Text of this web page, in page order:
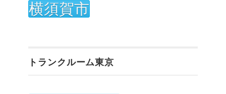
横須賀市
トランクルーム東京